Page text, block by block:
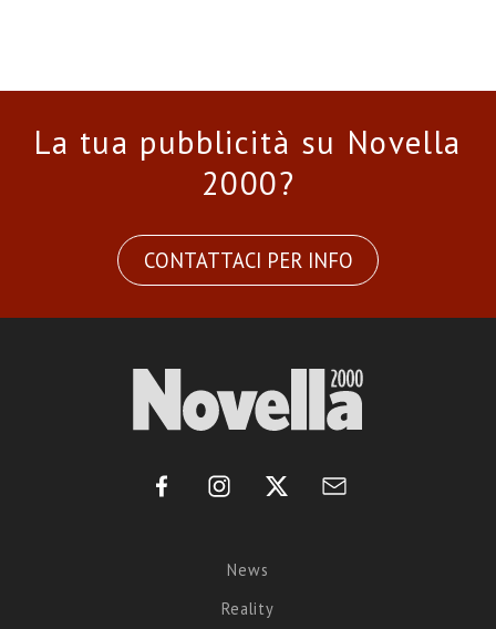
La tua pubblicità su Novella
2000?
CONTATTACI PER INFO
News
Reality